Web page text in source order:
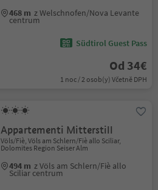
468 m z Welschnofen/Nova Levante
centrum
Südtirol Guest Pass
Od 34€
1 noc / 2 osob(y) Včetně DPH
Appartementi Mitterstill
Völs/Fiè, Völs am Schlern/Fiè allo Sciliar,
Dolomites Region Seiser Alm
494 m z Völs am Schlern/Fiè allo
Sciliar centrum